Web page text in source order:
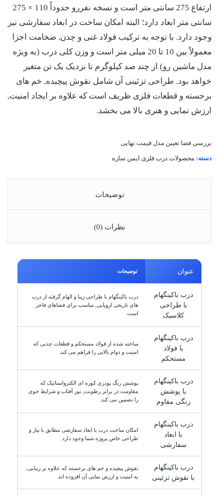
ارتفاع 275 سانتی متر است و نسخه نفررو حدوداً 110 × 275
سانتی متر ابعاد دارد؛ البته امکان ساخت در ابعاد سفارشی نیز
وجود دارد. با توجه به ترکیب فولاد غنی و چدن, ضخامت اجزا
معمولاً بین 10 تا 20 میلی متر است و وزن کلی درب (به ویژه
مدل ماشین رو) از چند صد کیلوگرم تا نزدیک یک تن متغیر
خواهد بود. طراحی تزئینی آن شامل نقوش پیچیده, خم های
برجسته و قطعات فلزی ظریف است که علاوه بر
ایجاد امنیت,
ارزش نمایی و هنری بالا می بخشد.
بررسی فضا تعیین مدل قیمت نهایی
دسته: محصولات درب فلزی ایمن سازه
توضیحات
نظرات (0)
عنوان توضیحات
درب باکینگهام
با طراحی
کلاسیک
درب باکینگهام با طراحی زیبا و الهام گرفته از درب
های تاریخی اروپایی, مناسب برای فضاهای فاخر
است.
درب باکینگهام
با فولاد
مستحکم
ساخته شده از فولاد مستحکم و قطعات چدنی که
امنیت و دوام بالایی را فراهم می کند.
درب باکینگهام
با پوشش
رنگی مقاوم
پوشش رنگ پودری کوره ای الکترواستاتیک که
مقاومت در برابر رطوبت, نور آفتاب و شرایط جوی
را تضمین می کند.
درب باکینگهام
با ابعاد
سفارشی
امکان ساخت درب با ابعاد سفارشی مطابق با نیاز و
طراحی خاص پروژه شما وجود دارد.
درب باکینگهام
با نقوش تزئینی
نقوش پیچیده و خم های برجسته که علاوه بر زیبایی,
به امنیت و ارزش نمایی آن افزوده اند.